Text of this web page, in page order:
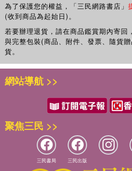
為了保護您的權益，「三民網路書店」
(收到商品為起始日)。
若要辦理退貨，請在商品鑑賞期內寄回
與完整包裝(商品、附件、發票、隨貨
貨。
網站導航 >>
聚焦三民 >>
三民書局 三民出版